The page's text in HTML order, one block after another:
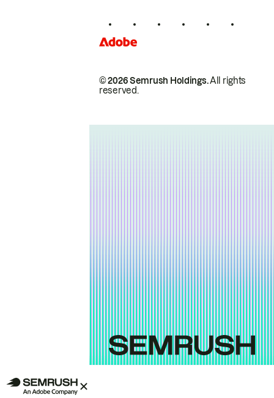
© 2026 Semrush Holdings.All rights
reserved.